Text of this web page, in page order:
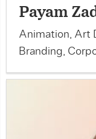
Payam
Animation, Art
Branding,